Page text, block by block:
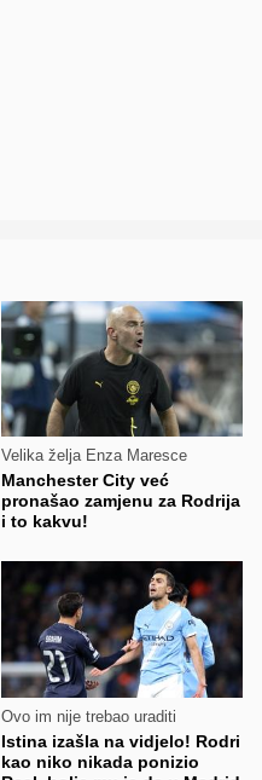
Velika želja Enza Maresce
Manchester City već
pronašao zamjenu za Rodrija
i to kakvu!
Ovo im nije trebao uraditi
Istina izašla na vidjelo! Rodri
kao niko nikada ponizio